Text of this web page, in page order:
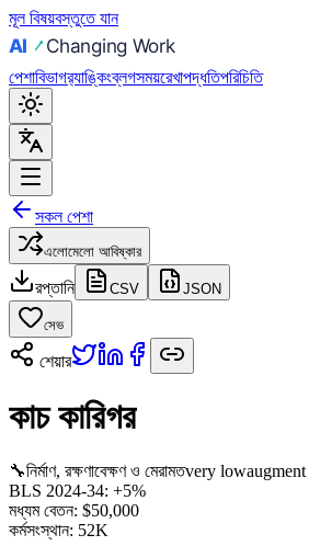
মূল বিষয়বস্তুতে যান
পেশাবিভাগর‍্যাঙ্কিংব্লগসময়রেখাপদ্ধতিপরিচিতি
সকল পেশা
এলোমেলো আবিষ্কার
রপ্তানি CSV JSON
সেভ
শেয়ার
কাচ কারিগর
🔧নির্মাণ, রক্ষণাবেক্ষণ ও মেরামতvery lowaugment
BLS 2024-34: +5%
মধ্যম বেতন: $50,000
কর্মসংস্থান: 52K